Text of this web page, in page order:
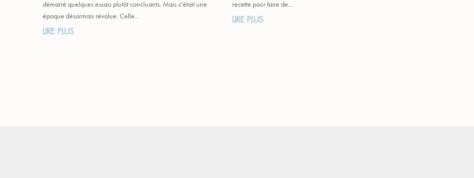
démarré quelques essais plutôt concluants. Mais c'était une
époque désormais révolue. Celle...
LIRE PLUS
recette pour faire de...
LIRE PLUS